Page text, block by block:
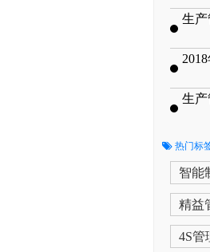
热门标
智能
精益
4S管